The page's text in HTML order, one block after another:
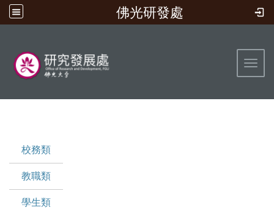
佛光研發處
校務類
教職類
學生類